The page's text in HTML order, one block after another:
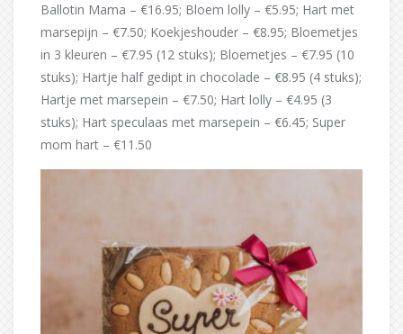
Ballotin Mama – €16.95; Bloem lolly – €5.95; Hart met
marsepijn – €7.50; Koekjeshouder – €8.95; Bloemetjes
in 3 kleuren – €7.95 (12 stuks); Bloemetjes – €7.95 (10
stuks); Hartje half gedipt in chocolade – €8.95 (4 stuks);
Hartje met marsepein – €7.50; Hart lolly – €4.95 (3
stuks); Hart speculaas met marsepein – €6.45; Super
mom hart – €11.50